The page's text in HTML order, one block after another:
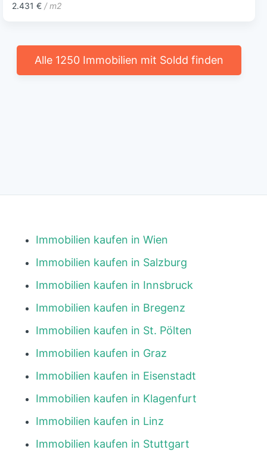
2.431 € / m2
Alle 1250 Immobilien mit Soldd finden
Immobilien kaufen in Wien
Immobilien kaufen in Salzburg
Immobilien kaufen in Innsbruck
Immobilien kaufen in Bregenz
Immobilien kaufen in St. Pölten
Immobilien kaufen in Graz
Immobilien kaufen in Eisenstadt
Immobilien kaufen in Klagenfurt
Immobilien kaufen in Linz
Immobilien kaufen in Stuttgart